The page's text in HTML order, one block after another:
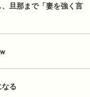
旦那まで「妻を強く言
なる